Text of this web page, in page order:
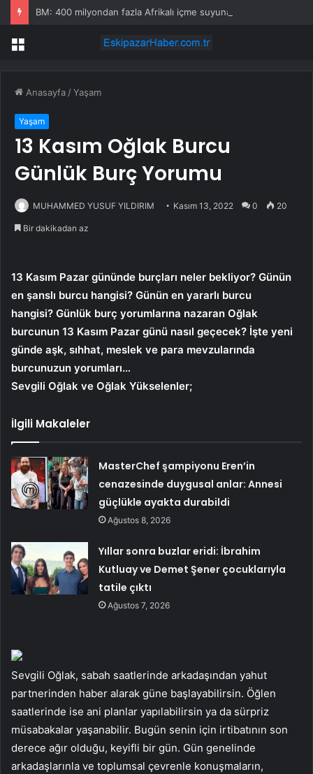
BM: 400 milyondan fazla Afrikalı içme suyuna erişemiyor
Menü
Anasayfa /Yaşam
Yaşam
13 Kasım Oğlak Burcu
Günlük Burç Yorumu
MUHAMMED YUSUF YILDIRIM Kasım 13, 2022 0 20
Bir dakikadan az
13 Kasım Pazar gününde burçları neler bekliyor? Günün
en şanslı burcu hangisi? Günün en yararlı burcu
hangisi? Günlük burç yorumlarına nazaran Oğlak
burcunun 13 Kasım Pazar günü nasıl geçecek? İşte yeni
günde aşk, sıhhat, meslek ve para mevzularında
burcunuzun yorumları…
Sevgili Oğlak ve Oğlak Yükselenler;
İlgili Makaleler
MasterChef şampiyonu Eren’in
cenazesinde duygusal anlar: Annesi
güçlükle ayakta durabildi
Ağustos 8, 2026
Yıllar sonra buzlar eridi: İbrahim
Kutluay ve Demet Şener çocuklarıyla
tatile çıktı
Ağustos 7, 2026
Sevgili Oğlak, sabah saatlerinde arkadaşından yahut
partnerinden haber alarak güne başlayabilirsin. Öğlen
saatlerinde ise ani planlar yapılabilirsin ya da sürpriz
müsabakalar yaşanabilir. Bugün senin için irtibatının son
derece ağır olduğu, keyifli bir gün. Gün genelinde
arkadaşlarınla ve toplumsal çevrenle konuşmaların,